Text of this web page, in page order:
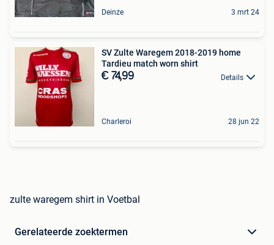
Deinze 3 mrt 24
SV Zulte Waregem 2018-2019 home
Tardieu match worn shirt
€ 74,99 Details
Charleroi 28 jun 22
zulte waregem shirt in Voetbal
Gerelateerde zoektermen